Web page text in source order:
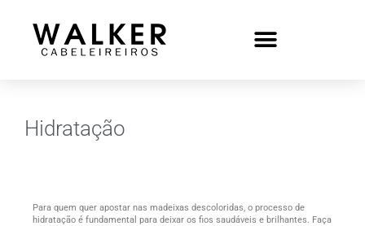
Hidratação
Para quem quer apostar nas madeixas descoloridas, o processo de
hidratação é fundamental para deixar os fios saudáveis e brilhantes. Faça